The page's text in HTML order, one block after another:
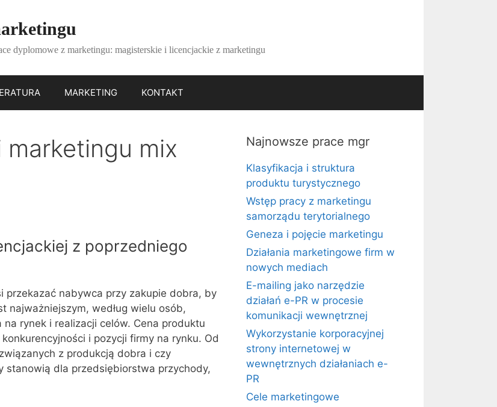
dyplomowe z marketingu: magisterskie i licencjackie z marketingu
MARKETING KONTAKT
mix
z poprzedniego
przekazać nabywca przy zakupie dobra, by
najważniejszym, według wielu osób,
rynek i realizacji celów. Cena produktu
i pozycji firmy na rynku. Od
z produkcją dobra i czy
stanowią dla przedsiębiorstwa przychody,
Najnowsze prace mgr
Klasyfikacja i struktura
produktu turystycznego
Wstęp pracy z marketingu
samorządu terytorialnego
Geneza i pojęcie marketingu
Działania marketingowe firm w
nowych mediach
E-mailing jako narzędzie
działań e-PR w procesie
komunikacji wewnętrznej
Wykorzystanie korporacyjnej
strony internetowej w
wewnętrznych działaniach e-
PR
Cele marketingowe